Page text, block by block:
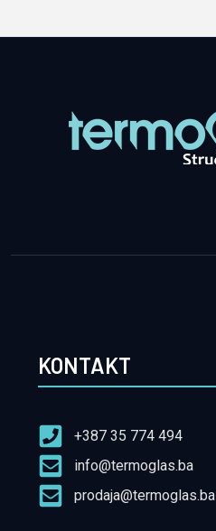
KONTAKT
+387 35 774 494
info@termoglas.ba
prodaja@termoglas.ba